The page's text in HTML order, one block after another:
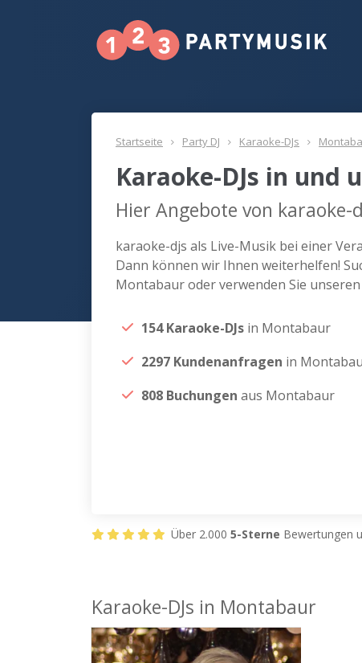
Startseite Party DJ Karaoke-DJs
Karaoke-DJs in und
Hier Angebote von
karaoke-djs als Live-Musik bei einer
Dann können wir Ihnen weiterhelfen!
Montabaur oder verwenden Sie
154 Karaoke-DJs in Montabaur
2297 Kundenanfragen in
808 Buchungen aus Montabaur
Über 2.000 5-Sterne Bewertungen
Karaoke-DJs in Montabaur